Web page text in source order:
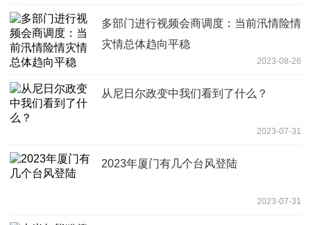
多部门进行视频会商调度：当前汛情险情
灾情总体趋向平稳
2023-08-26
从尼日尔政变中我们看到了什么？
2023-07-31
2023年厦门有几个台风登陆
2023-07-31